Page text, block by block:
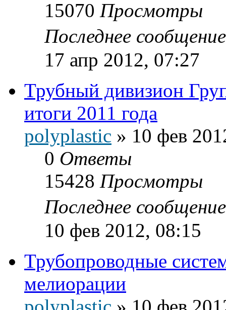
15070 Просмотры
Последнее
17 апр 2012, 07:27
Трубный дивизион
итоги 2011 года
polyplastic » 10 фев
0 Ответы
15428 Просмотры
Последнее
10 фев 2012, 08:15
Трубопроводные
мелиорации